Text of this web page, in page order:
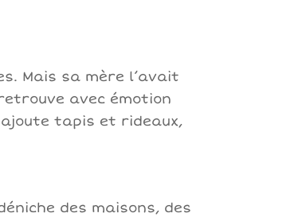
Mais sa mère l’avait
avec émotion
ajoute tapis et rideaux,
des maisons, des